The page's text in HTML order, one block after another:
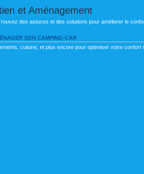
et Aménagement
des astuces et des solutions pour améliorer le
SON CAMPING-CAR
cuisine, et plus encore pour optimiser votre confort